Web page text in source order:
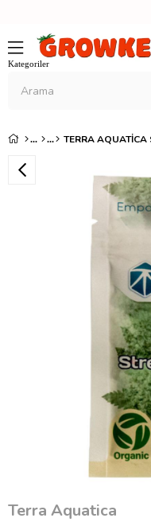
TERRA AQUATICA
Terra Aquatica